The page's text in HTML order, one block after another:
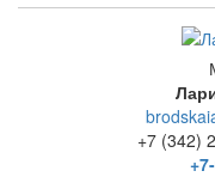
+7 (342)